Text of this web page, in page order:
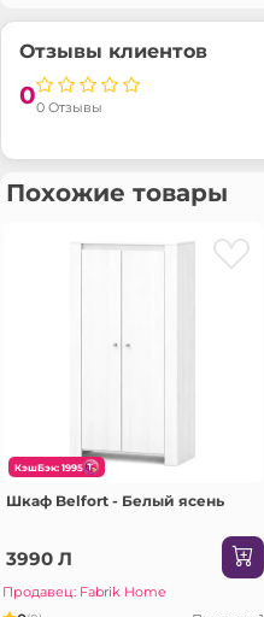
Отзывы клиентов
00 Отзывы
Похожие товары
КэшБэк: 1995
Шкаф Belfort - Белый ясень
3990 Л
Продавец: Fabrik Home